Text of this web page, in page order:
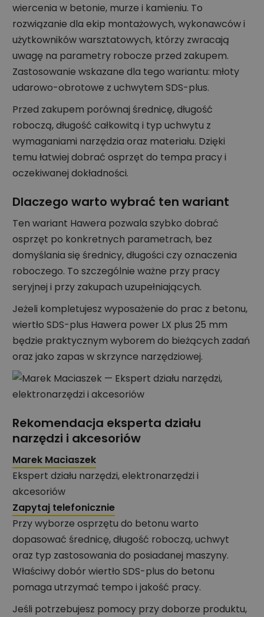
wiercenia w betonie, murze i kamieniu. To
rozwiązanie dla ekip montażowych, wykonawców i
użytkowników warsztatowych, którzy zwracają
uwagę na parametry robocze przed zakupem.
Zastosowanie wskazane dla tego wariantu: młoty
udarowo-obrotowe z uchwytem SDS-plus.
Przed zakupem porównaj średnicę, długość
roboczą, długość całkowitą i typ uchwytu z
wymaganiami narzędzia oraz materiału. Dzięki
temu łatwiej dobrać osprzęt do tempa pracy i
oczekiwanej dokładności.
Dlaczego warto wybrać ten wariant
Ten wariant Hawera pozwala szybko dobrać
osprzęt po konkretnych parametrach, bez
domyślania się średnicy, długości czy oznaczenia
roboczego. To szczególnie ważne przy pracy
seryjnej i przy zakupach uzupełniających.
Jeżeli kompletujesz wyposażenie do prac z betonu,
wiertło SDS-plus Hawera power LX plus 25 mm
będzie praktycznym wyborem do bieżących zadań
oraz jako zapas w skrzynce narzędziowej.
Rekomendacja eksperta działu
narzędzi i akcesoriów
Marek Maciaszek
Ekspert działu narzędzi, elektronarzędzi i
akcesoriów
Zapytaj telefonicznie
Przy wyborze osprzętu do betonu warto
dopasować średnicę, długość roboczą, uchwyt
oraz typ zastosowania do posiadanej maszyny.
Właściwy dobór wiertło SDS-plus do betonu
pomaga utrzymać tempo i jakość pracy.
Jeśli potrzebujesz pomocy przy doborze produktu,